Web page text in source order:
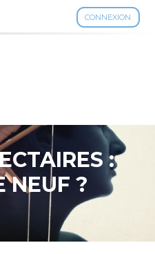
CONNEXION
:
NEUF ?